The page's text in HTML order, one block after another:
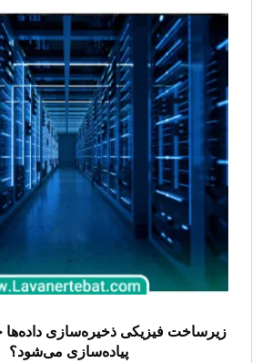
زیرساخت فیزیکی ذخیره‌سازی
پیاده‌سازی می‌شود؟